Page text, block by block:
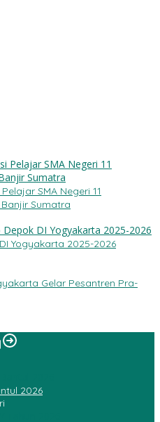
SMA Negeri 11
Sumatra
Yogyakarta 2025-2026
Gelar Pesantren Pra-
2026